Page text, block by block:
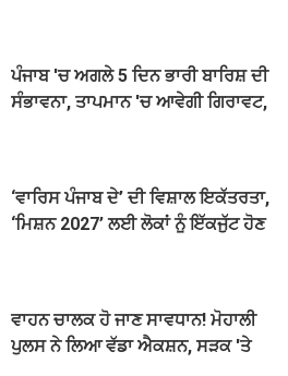
ਪੰਜਾਬ 'ਚ ਅਗਲੇ 5 ਦਿਨ ਭਾਰੀ ਬਾਰਿਸ਼ ਦੀ
ਸੰਭਾਵਨਾ, ਤਾਪਮਾਨ 'ਚ ਆਵੇਗੀ ਗਿਰਾਵਟ,
‘ਵਾਰਿਸ ਪੰਜਾਬ ਦੇ’ ਦੀ ਵਿਸ਼ਾਲ ਇਕੱਤਰਤਾ,
‘ਮਿਸ਼ਨ 2027’ ਲਈ ਲੋਕਾਂ ਨੂੰ ਇੱਕਜੁੱਟ ਹੋਣ
ਵਾਹਨ ਚਾਲਕ ਹੋ ਜਾਣ ਸਾਵਧਾਨ! ਮੋਹਾਲੀ
ਪੁਲਸ ਨੇ ਲਿਆ ਵੱਡਾ ਐਕਸ਼ਨ, ਸੜਕ 'ਤੇ